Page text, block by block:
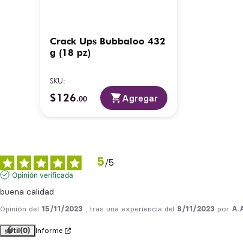
Crack Ups Bubbaloo 432
g (18 pz)
SKU:
$126.00 Agregar
5/5
Opinión verificada
buena calidad
Opinión del 15/11/2023 , tras una experiencia del 8/11/2023 por
Útil(0) Informe